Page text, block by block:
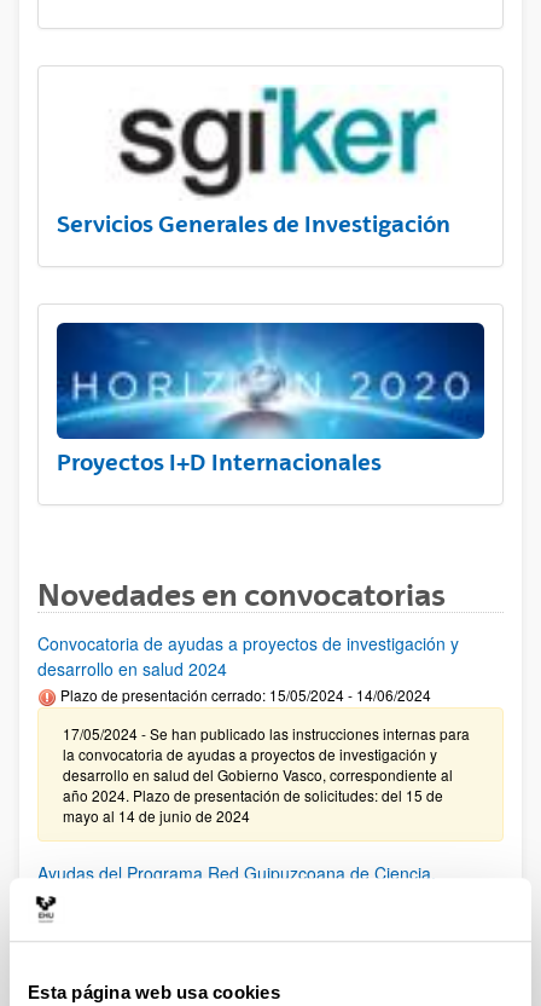
Esta página web usa cookies
Servicios Generales de Investigación
Proyectos I+D Internacionales
Novedades en convocatorias
Convocatoria de ayudas a proyectos de investigación y
desarrollo en salud 2024
Plazo de presentación cerrado: 15/05/2024 - 14/06/2024
17/05/2024 - Se han publicado las instrucciones internas para
la convocatoria de ayudas a proyectos de investigación y
desarrollo en salud del Gobierno Vasco, correspondiente al
año 2024. Plazo de presentación de solicitudes: del 15 de
mayo al 14 de junio de 2024
Ayudas del Programa Red Guipuzcoana de Ciencia,
Tecnología e Innovación 2024
El plazo para presentar solicitudes finaliza el 7 de junio de